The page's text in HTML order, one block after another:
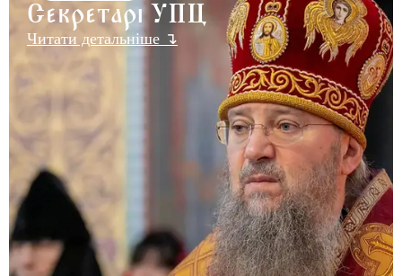
Секретарі УПЦ
Читати детальніше ↴